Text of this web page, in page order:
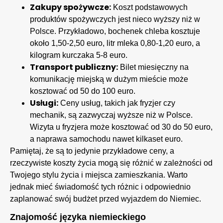
Zakupy spożywcze: Koszt podstawowych
produktów spożywczych jest nieco wyższy niż w
Polsce. Przykładowo, bochenek chleba kosztuje
około 1,50-2,50 euro, litr mleka 0,80-1,20 euro, a
kilogram kurczaka 5-8 euro.
Transport publiczny: Bilet miesięczny na
komunikację miejską w dużym mieście może
kosztować od 50 do 100 euro.
Usługi: Ceny usług, takich jak fryzjer czy
mechanik, są zazwyczaj wyższe niż w Polsce.
Wizyta u fryzjera może kosztować od 30 do 50 euro,
a naprawa samochodu nawet kilkaset euro.
Pamiętaj, że są to jedynie przykładowe ceny, a
rzeczywiste koszty życia mogą się różnić w zależności od
Twojego stylu życia i miejsca zamieszkania. Warto
jednak mieć świadomość tych różnic i odpowiednio
zaplanować swój budżet przed wyjazdem do Niemiec.
Znajomość języka niemieckiego